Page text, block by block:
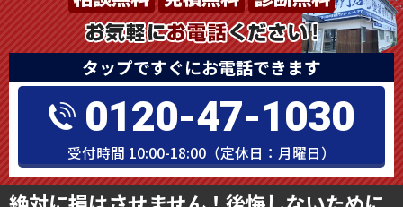
タップですぐにお電話できます
0120-47-1030
受付時間 10:00-18:00（定休日：月曜日）